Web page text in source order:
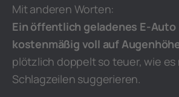
Mit anderen Worten:
Ein öffentlich geladenes E-
kostenmäßig voll auf
plötzlich doppelt so teuer, wie es
Schlagzeilen suggerieren.